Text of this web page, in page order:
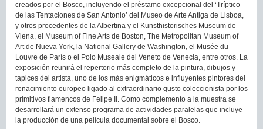
creados por el Bosco, incluyendo el préstamo excepcional del ‘Tríptico
de las Tentaciones de San Antonio’ del Museo de Arte Antiga de Lisboa,
y otros procedentes de la Albertina y el Kunsthistorisches Museum de
Viena, el Museum of Fine Arts de Boston, The Metropolitan Museum of
Art de Nueva York, la National Gallery de Washington, el Musée du
Louvre de París o el Polo Museale del Veneto de Venecia, entre otros. La
exposición reunirá el repertorio más completo de la pintura, dibujos y
tapices del artista, uno de los más enigmáticos e influyentes pintores del
renacimiento europeo ligado al extraordinario gusto coleccionista por los
primitivos flamencos de Felipe II. Como complemento a la muestra se
desarrollará un extenso programa de actividades paralelas que incluye
la producción de una película documental sobre el Bosco.